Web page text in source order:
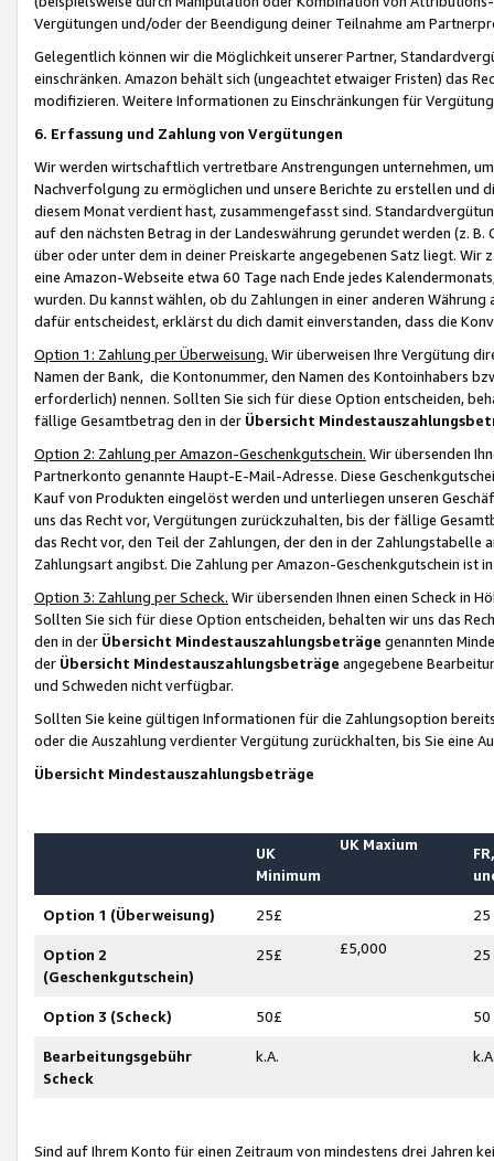
Vergütungen und/oder der Beendigung deiner Teilnahme am
Gelegentlich können wir die Möglichkeit unserer Partner,
einschränken. Amazon behält sich (ungeachtet etwaiger Fristen) das
modifizieren. Weitere Informationen zu Einschränkungen für
6. Erfassung und Zahlung von Vergütungen
Wir werden wirtschaftlich vertretbare Anstrengungen unternehmen,
Nachverfolgung zu ermöglichen und unsere Berichte zu erstellen und
diesem Monat verdient hast, zusammengefasst sind.
auf den nächsten Betrag in der Landeswährung gerundet werden (z.
über oder unter dem in deiner Preiskarte angegebenen Satz liegt.
eine Amazon-Webseite etwa 60 Tage nach Ende jedes
wurden. Du kannst wählen, ob du Zahlungen in einer anderen
dafür entscheidest, erklärst du dich damit einverstanden, dass die
Option 1: Zahlung per Überweisung. Wir überweisen Ihre Vergütung
Namen der Bank, die Kontonummer, den Namen des Kontoinhabers
erforderlich) nennen. Sollten Sie sich für diese Option entscheiden,
fällige Gesamtbetrag den in der Übersicht
Option 2: Zahlung per Amazon-Geschenkgutschein. Wir übersenden
Partnerkonto genannte Haupt-E-Mail-Adresse. Diese
Kauf von Produkten eingelöst werden und unterliegen unseren
uns das Recht vor, Vergütungen zurückzuhalten, bis der fällige
das Recht vor, den Teil der Zahlungen, der den in der
Zahlungsart angibst. Die Zahlung per Amazon-Geschenkgutschein ist
Option 3: Zahlung per Scheck. Wir übersenden Ihnen einen Scheck in
Sollten Sie sich für diese Option entscheiden, behalten wir uns das
den in der Übersicht Mindestauszahlungsbeträge genannten
der Übersicht Mindestauszahlungsbeträge angegebene
und Schweden nicht verfügbar.
Sollten Sie keine gültigen Informationen für die Zahlungsoption
oder die Auszahlung verdienter Vergütung zurückhalten, bis Sie
Übersicht Mindestauszahlungsbeträge
UK
Minimum
UK Maxium
Option 1 (Überweisung) 25£ 25
Option 2
(Geschenkgutschein)
25£ £5,000 25
Option 3 (Scheck) 50£ 50
Bearbeitungsgebühr
Scheck
k.A.
Sind auf Ihrem Konto für einen Zeitraum von mindestens drei Jahren